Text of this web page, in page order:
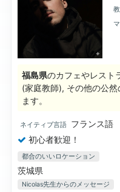
福島県のカフェやレスト
(家庭教師), その他の公然
ます。
ネイティブ言語 フランス語
初心者歓迎！
都合のいいロケーション
茨城県
Nicolas先生からのメッセージ